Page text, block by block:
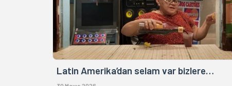
Latin Amerika’dan selam var bizlere…